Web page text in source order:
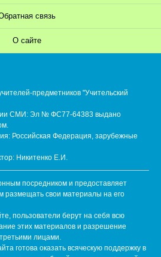
связь
О сайте
предметников "Учительский
СМИ: Эл № ФС77-64383 выдано
Российская Федерация, зарубежные
Никитенко Е.И.
посредником и предоставляет
размещать свои материалы на его
пользователи берут на себя всю
этих материалов и разрешение
лицами.
готова оказать всяческую поддержку в